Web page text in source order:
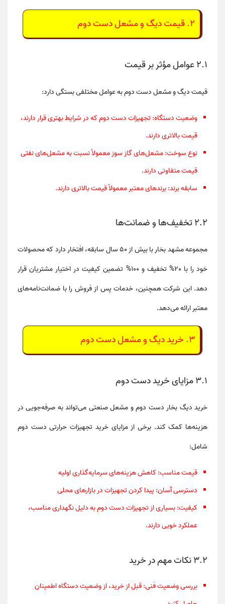
2. قیمت دیگ و مشعل دست دوم
2.1 عوامل مؤثر بر قیمت
قیمتدیگ و مشعل دست دومبه عوامل مختلفی بستگی دارد:
وضعیت دستگاه: تجهیزات دست دوم که در شرایط بهتری قرار دارند،
قیمت بالاتری دارند.
نوع سوخت: مشعل‌های گاز سوز معمولاً نسبت به مشعل‌های نفتی
قیمت متفاوتی دارند.
سابقه برند: برندهای معتبر معمولاً قیمت بالاتری دارند.
2.2 تخفیف‌ها و ضمانت‌ها
مجموعهمشهد بخار
با بیش از 50 سال سابقه، افتخار دارد که محصولات
خود را با20% تخفیف و100% تضمین کیفیت
در اختیار مشتریان قرار
دهد. این شرکت همچنین، خدمات پس از فروش را با ضمانت‌نامه‌های
معتبر ارائه می‌دهد.
3. خرید دیگ و مشعل دست دوم
3.1 مزایای خرید دست دوم
خرید دیگ بخار دست دومو مشعل صنعتی می‌تواند به صرفه‌جویی در
هزینه‌ها کمک کند. برخی از مزایای خرید تجهیزات حرارتی دست دوم
شامل:
قیمت مناسب: کاهش هزینه‌های سرمایه‌گذاری اولیه
دسترسی آسان: پیدا کردن تجهیزات در بازارهای محلی
کیفیت: بسیاری از تجهیزات دست دوم به دلیل نگهداری مناسب،
عملکرد خوبی دارند.
3.2 نکات مهم در خرید
بررسی وضعیت فنی: قبل از خرید، از وضعیت دستگاه اطمینان